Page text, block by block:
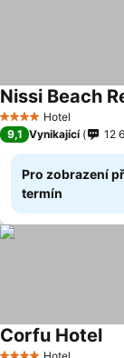
4 Počet hvězdiček
Hotel
Nissi Beach
9,1 Vynikající 12
Pro zobrazení
termín
Hotel
Corfu Hotel